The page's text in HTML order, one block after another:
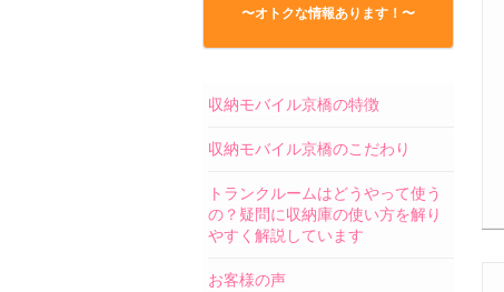
〜オトクな情報あります！〜
収納モバイル京橋の特徴
収納モバイル京橋のこだわり
トランクルームはどうやって使う
の？疑問に収納庫の使い方を解り
やすく解説しています
お客様の声